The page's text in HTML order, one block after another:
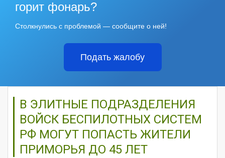
горит фонарь?
Столкнулись с проблемой — сообщите о ней!
Подать жалобу
В ЭЛИТНЫЕ ПОДРАЗДЕЛЕНИЯ
ВОЙСК БЕСПИЛОТНЫХ СИСТЕМ
РФ МОГУТ ПОПАСТЬ ЖИТЕЛИ
ПРИМОРЬЯ ДО 45 ЛЕТ